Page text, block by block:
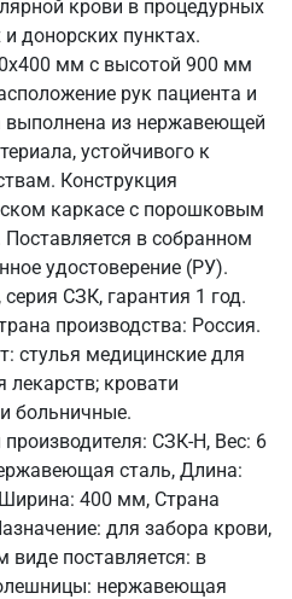
крови в процедурных
донорских пунктах.
мм с высотой 900 мм
рук пациента и
выполнена из нержавеющей
устойчивого к
Конструкция
каркасе с порошковым
в собранном
удостоверение (РУ).
СЗК, гарантия 1 год.
производства: Россия.
стулья медицинские для
кровати
больничные.
СЗК-Н, Вес: 6
сталь, Длина:
400 мм, Страна
для забора крови,
виде поставляется: в
нержавеющая